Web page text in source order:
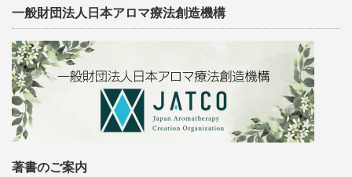
一般財団法人日本アロマ療法創造機構
著書のご案内